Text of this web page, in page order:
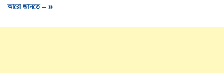
আরো জানতে – »